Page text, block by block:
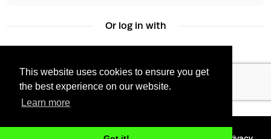
This website uses cookies to ensure you get
the best experience on our website.
Learn more
Or log in with
Facebook